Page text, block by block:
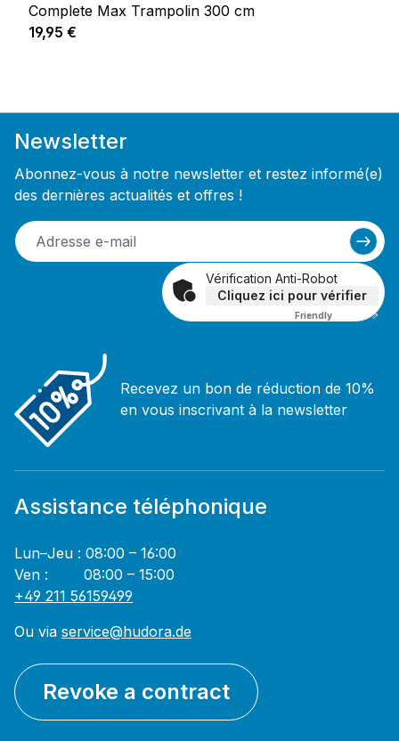
Complete Max Trampolin 300 cm
Prix régulier :
19,95 €
Newsletter
Abonnez-vous à notre newsletter et restez informé(e)
des dernières actualités et offres !
Vérification Anti-Robot
Cliquez ici pour vérifier
Friendly Captcha ⇗
Recevez un bon de réduction de 10%
en vous inscrivant à la newsletter
Assistance téléphonique
Lun–Jeu : 08:00 – 16:00
Ven : 08:00 – 15:00
+49 211 56159499
Ou via service@hudora.de
Revoke a contract